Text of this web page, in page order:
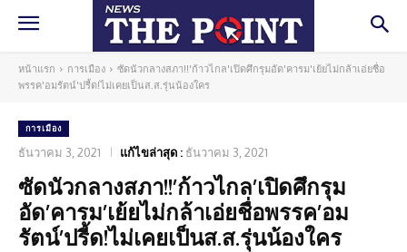
หน้าแรก การเมือง
ซัดนัวกลางสภา!!'ก้าวไกล'เปิดศึกรุมอัด'คารม'เย้ยไม่กล้าเอ่ยชื่อ
พรรค'อมรัตน์'ปรี้ด!ไม่เคยเป็นส.ส.รุ่นน้องใคร
การเมือง
ธันวาคม 3, 2021 แก้ไขล่าสุด : ธันวาคม 3, 2021
ซัดนัวกลางสภา!!’ก้าวไกล’เปิดศึกรุม
อัด’คารม’เย้ยไม่กล้าเอ่ยชื่อพรรค’อม
รัตน์’ปรี้ด!ไม่เคยเป็นส.ส.รุ่นน้องใคร